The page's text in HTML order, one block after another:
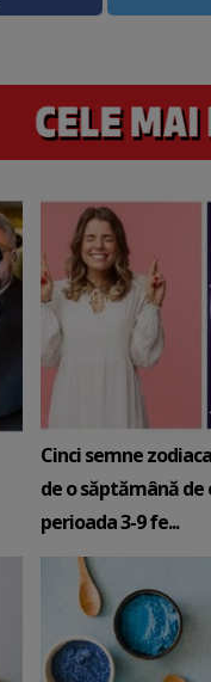
Cinci semne
de o săptămână de
perioada 3-9 fe...